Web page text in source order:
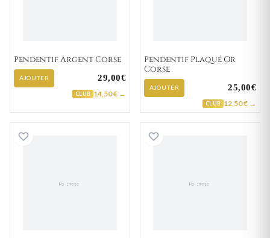
Pendentif Argent Corse
AJOUTER 29,00€
CLUB 14,50 € →
Pendentif Plaqué Or
Corse
AJOUTER 25,00€
CLUB 12,50 € →
Pendentif Argent Dynam Guadeloupe